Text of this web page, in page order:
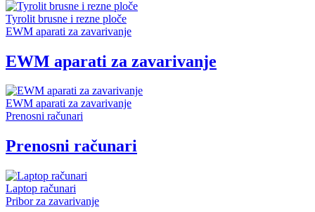
Tyrolit brusne i rezne ploče
EWM aparati za zavarivanje
EWM aparati za zavarivanje
EWM aparati za zavarivanje
Prenosni računari
Prenosni računari
Laptop računari
Pribor za zavarivanje